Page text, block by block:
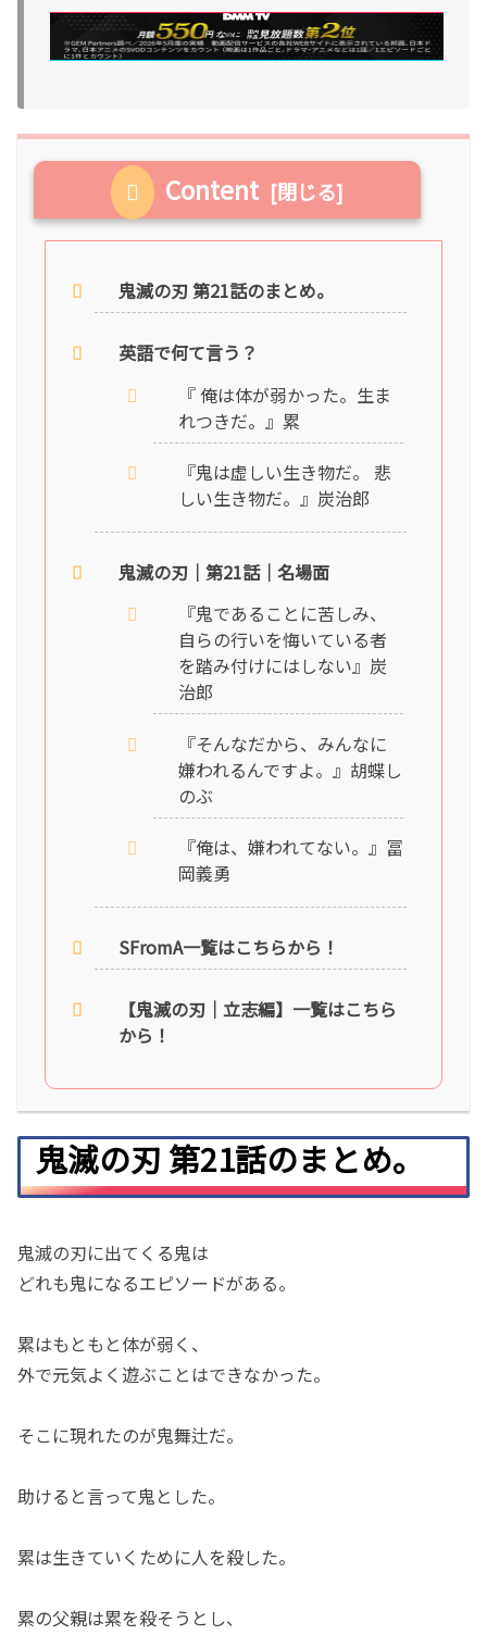
Content
鬼滅の刃 第21話のまとめ。
英語で何て言う？
『 俺は体が弱かった。生ま
れつきだ。』累
『鬼は虚しい生き物だ。 悲
しい生き物だ。』炭治郎
鬼滅の刃｜第21話｜名場面
『鬼であることに苦しみ、
自らの行いを悔いている者
を踏み付けにはしない』炭
治郎
『そんなだから、みんなに
嫌われるんですよ。』胡蝶し
のぶ
『俺は、嫌われてない。』冨
岡義勇
SFromA一覧はこちらから！
【鬼滅の刃｜立志編】一覧はこちら
から！
鬼滅の刃 第21話のまとめ。
鬼滅の刃に出てくる鬼は
どれも鬼になるエピソードがある。
累はもともと体が弱く、
外で元気よく遊ぶことはできなかった。
そこに現れたのが鬼舞辻だ。
助けると言って鬼とした。
累は生きていくために人を殺した。
累の父親は累を殺そうとし、